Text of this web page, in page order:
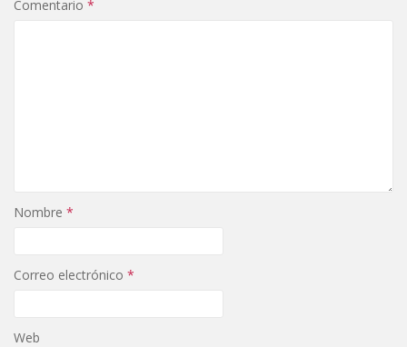
Comentario *
Nombre *
Correo electrónico *
Web